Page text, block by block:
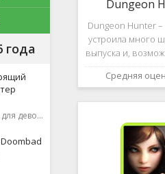
года
для мальчиков / для девочек
Dungeon
Dungeon Hunter –
устроила много
выпуска и,
такому
необычную
Средняя